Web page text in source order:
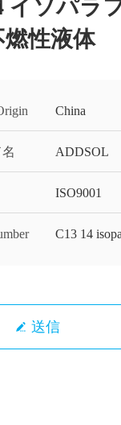
イソパラ
性液体
China
ADDSOL
ISO9001
C13 14
送信